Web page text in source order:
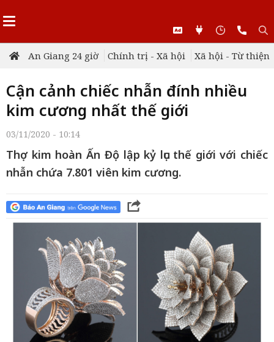
An Giang 24 giờ Chính trị - Xã hội Xã hội - Từ thiện
Cận cảnh chiếc nhẫn đính nhiều
kim cương nhất thế giới
03/11/2020 - 10:14
Thợ kim hoàn Ấn Độ lập kỷ lục thế giới với chiếc
nhẫn chứa 7.801 viên kim cương.